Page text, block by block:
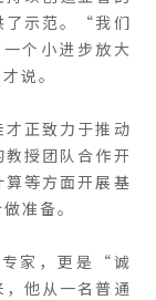
了示范。“我们
个小进步放大
说。
正致力于推动
授团队合作开
等方面开展基
准备。
家，更是“诚
他从一名普通